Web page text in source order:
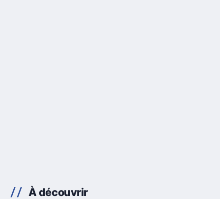
À découvrir